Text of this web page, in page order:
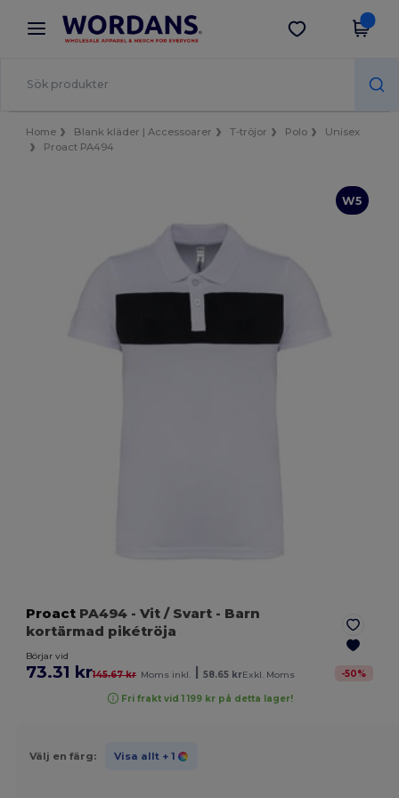
× Wordans-app
Bättre priser i appen!
Hämta app
Home Blank kläder | Accessoarer T-tröjor Polo
Unisex
Proact PA494
W5
Proact PA494 - Vit / Svart - Barn
kortärmad pikétröja
Börjar vid
73.31 kr145.67 kr Moms inkl. 58.65 krExkl. Moms -50%
Fri frakt vid 1 199 kr på detta lager!
Välj en färg: Visa allt + 1